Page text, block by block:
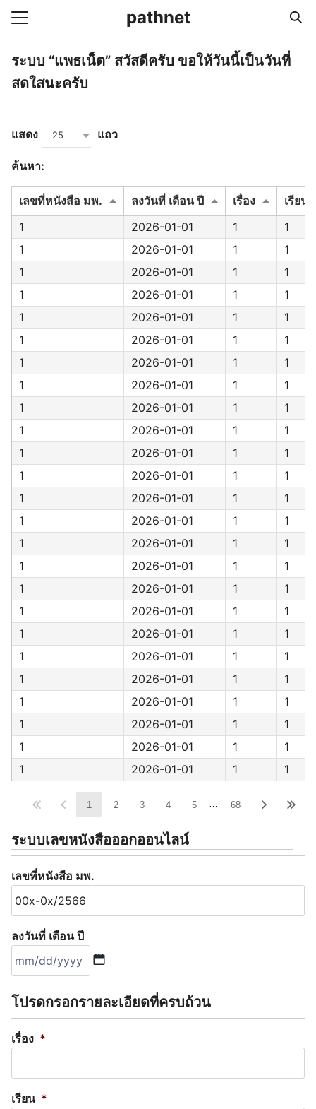
Skip
pathnet
าหลัก
for:
ระบบ “แพธเน็ต” สวัสดีครับ ขอให้วันนี้เป็นวันที่
สดใสนะครับ
แสดง 25 แถว
ค้นหา:
เลขที่หนังสือ มพ. ลงวันที่ เดือน ปี เรื่อง
เรียน
1
2026-01-01 1
1
1
2026-01-01 1
1
1
2026-01-01 1
1
1
2026-01-01 1
1
1
2026-01-01 1
1
1
2026-01-01 1
1
1
2026-01-01 1
1
1
2026-01-01 1
1
1
2026-01-01 1
1
1
2026-01-01 1
1
1
2026-01-01 1
1
1
2026-01-01 1
1
1
2026-01-01 1
1
1
2026-01-01 1
1
1
2026-01-01 1
1
1
2026-01-01 1
1
1
2026-01-01 1
1
1
2026-01-01 1
1
1
2026-01-01 1
1
1
2026-01-01 1
1
1
2026-01-01 1
1
1
2026-01-01 1
1
1
2026-01-01 1
1
1
2026-01-01 1
1
1
2026-01-01 1 1
1 2 3 4 5 68
ระบบเลขหนังสือออกออนไลน์
เลขที่หนังสือ มพ.
ลงวันที่ เดือน ปี
slash
DD
slash
โปรดกรอกรายละเอียดที่ครบถ้วน
เรื่อง *
เรียน *